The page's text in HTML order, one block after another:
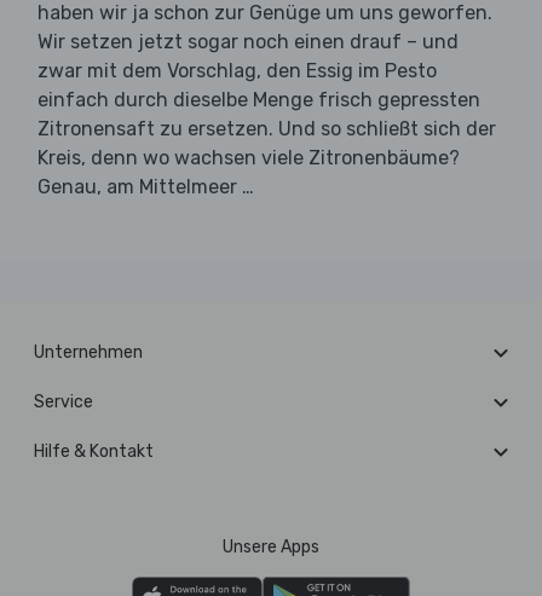
haben wir ja schon zur Genüge um uns geworfen.
Wir setzen jetzt sogar noch einen drauf – und
zwar mit dem Vorschlag, den Essig im Pesto
einfach durch dieselbe Menge frisch gepressten
Zitronensaft zu ersetzen. Und so schließt sich der
Kreis, denn wo wachsen viele Zitronenbäume?
Genau, am Mittelmeer …
Unternehmen
Service
Hilfe & Kontakt
Unsere Apps